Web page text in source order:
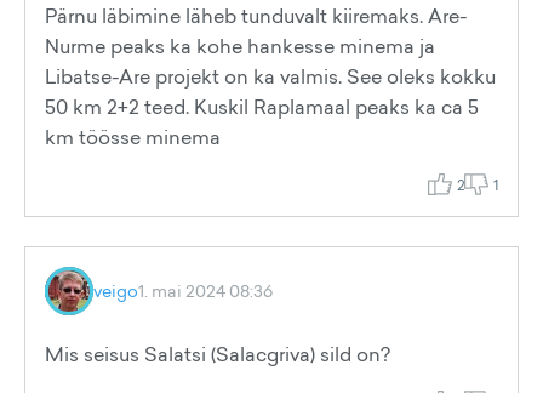
Pärnu läbimine läheb tunduvalt kiiremaks. Are-
Nurme peaks ka kohe hankesse minema ja
Libatse-Are projekt on ka valmis. See oleks kokku
50 km 2+2 teed. Kuskil Raplamaal peaks ka ca 5
km töösse minema
2 1
veigo1. mai 2024 08:36
Mis seisus Salatsi (Salacgriva) sild on?